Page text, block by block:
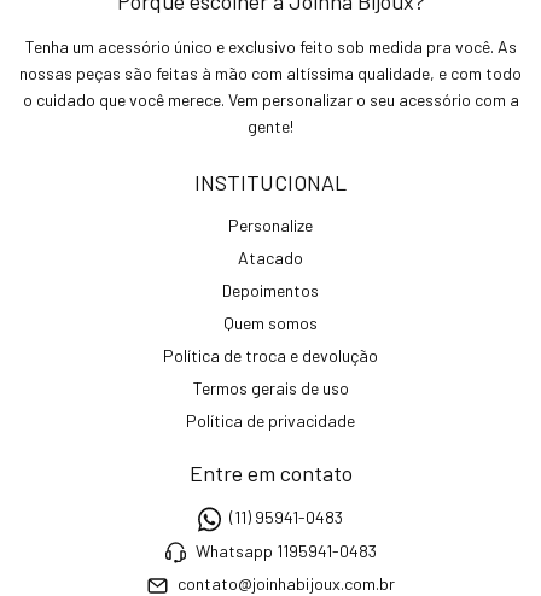
Tenha um acessório único e exclusivo feito sob medida pra você. As
nossas peças são feitas à mão com altíssima qualidade, e com todo
o cuidado que você merece. Vem personalizar o seu acessório com a
gente!
INSTITUCIONAL
Personalize
Atacado
Depoimentos
Quem somos
Política de troca e devolução
Termos gerais de uso
Política de privacidade
Entre em contato
(11) 95941-0483
Whatsapp 1195941-0483
contato@joinhabijoux.com.br